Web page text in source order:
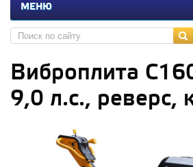
МЕНЮ
Виброплита
9,0 л.с., реверс,